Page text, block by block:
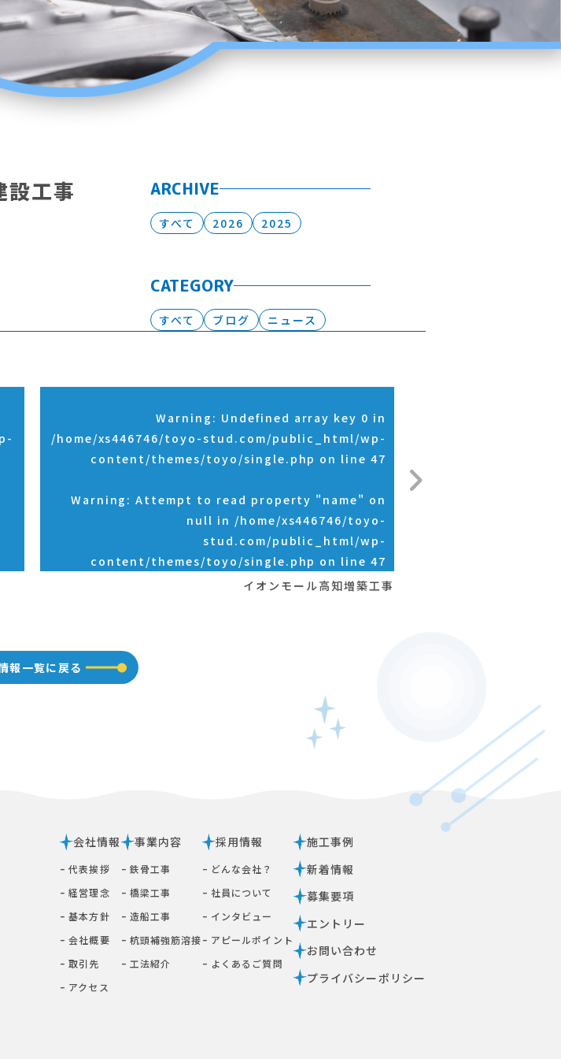
ARCHIVE
すべて 2026 2025
CATEGORY
すべて ブログ ニュース
設工事
Warning : Undefined array key 0 in
/home/xs446746/toyo-stud.com/public_html/wp-
content/themes/toyo/single.php on line47
Warning : Attempt to read property "name" on
null in /home/xs446746/toyo-
stud.com/public_html/wp-
content/themes/toyo/single.php on line47
イオンモール高知増築工事
報一覧に戻る
会社情報
ｰ 代表挨拶
ｰ 経営理念
ｰ 基本⽅針
ｰ 会社概要
ｰ 取引先
ｰ アクセス
事業内容
ｰ 鉄⾻⼯事
ｰ 橋梁⼯事
ｰ 造船工事
ｰ 杭頭補強筋溶接
ｰ ⼯法紹介
採用情報
ｰ どんな会社？
ｰ 社員について
ｰ インタビュー
ｰ アピールポイント
ｰ よくあるご質問
施工事例
新着情報
募集要項
エントリー
お問い合わせ
プライバシーポリシー